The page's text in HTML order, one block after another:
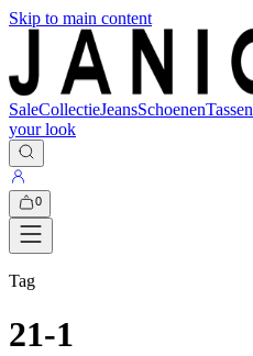
Skip to main content
SaleCollectieJeansSchoenenTassen
your look
0
Tag
21-1